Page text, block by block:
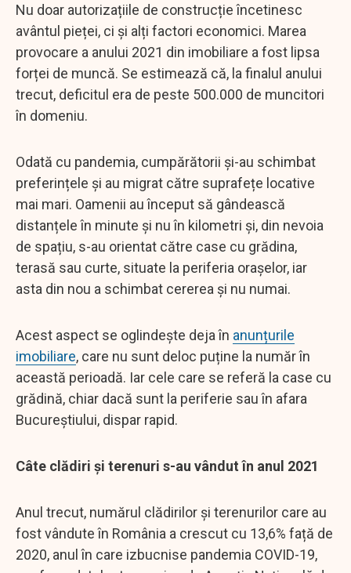
Nu doar autorizațiile de construcție încetinesc
avântul pieței, ci și alți factori economici. Marea
provocare a anului 2021 din imobiliare a fost lipsa
forței de muncă. Se estimează că, la finalul anului
trecut, deficitul era de peste 500.000 de muncitori
în domeniu.
Odată cu pandemia, cumpărătorii și-au schimbat
preferințele și au migrat către suprafețe locative
mai mari. Oamenii au început să gândească
distanțele în minute și nu în kilometri și, din nevoia
de spațiu, s-au orientat către case cu grădina,
terasă sau curte, situate la periferia orașelor, iar
asta din nou a schimbat cererea și nu numai.
Acest aspect se oglindește deja în anunțurile
imobiliare, care nu sunt deloc puține la număr în
această perioadă. Iar cele care se referă la case cu
grădină, chiar dacă sunt la periferie sau în afara
Bucureștiului, dispar rapid.
Câte clădiri și terenuri s-au vândut în anul 2021
Anul trecut, numărul clădirilor și terenurilor care au
fost vândute în România a crescut cu 13,6% față de
2020, anul în care izbucnise pandemia COVID-19,